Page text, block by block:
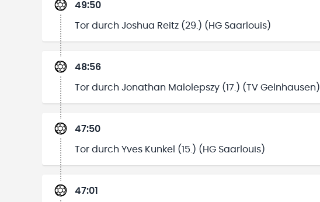
49:50
Tor durch Joshua Reitz (29.) (HG Saarlouis)
48:56
Tor durch Jonathan Malolepszy (17.) (TV Gelnhausen)
47:50
Tor durch Yves Kunkel (15.) (HG Saarlouis)
47:01